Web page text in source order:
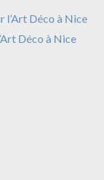
Déco à Nice